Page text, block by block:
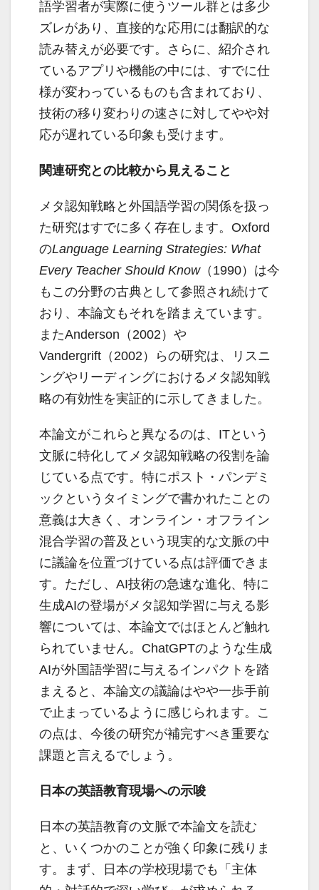
語学習者が実際に使うツール群とは多少
ズレがあり、直接的な応用には翻訳的な
読み替えが必要です。さらに、紹介され
ているアプリや機能の中には、すでに仕
様が変わっているものも含まれており、
技術の移り変わりの速さに対してやや対
応が遅れている印象も受けます。
関連研究との比較から見えること
メタ認知戦略と外国語学習の関係を扱っ
た研究はすでに多く存在します。Oxford
のLanguage Learning Strategies: What
Every Teacher Should Know（1990）は今
もこの分野の古典として参照され続けて
おり、本論文もそれを踏まえています。
またAnderson（2002）や
Vandergrift（2002）らの研究は、リスニ
ングやリーディングにおけるメタ認知戦
略の有効性を実証的に示してきました。
本論文がこれらと異なるのは、ITという
文脈に特化してメタ認知戦略の役割を論
じている点です。特にポスト・パンデミ
ックというタイミングで書かれたことの
意義は大きく、オンライン・オフライン
混合学習の普及という現実的な文脈の中
に議論を位置づけている点は評価できま
す。ただし、AI技術の急速な進化、特に
生成AIの登場がメタ認知学習に与える影
響については、本論文ではほとんど触れ
られていません。ChatGPTのような生成
AIが外国語学習に与えるインパクトを踏
まえると、本論文の議論はやや一歩手前
で止まっているように感じられます。こ
の点は、今後の研究が補完すべき重要な
課題と言えるでしょう。
日本の英語教育現場への示唆
日本の英語教育の文脈で本論文を読む
と、いくつかのことが強く印象に残りま
す。まず、日本の学校現場でも「主体